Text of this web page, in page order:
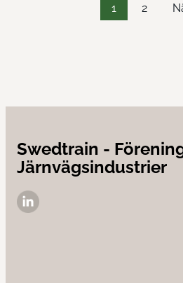
1 2
Swedtrain -
Järnvägsindustrier